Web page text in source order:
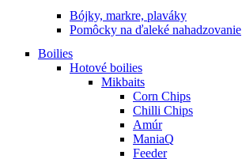
Bójky, markre, plaváky
Pomôcky na ďaleké nahadzovanie
Boilies
Hotové boilies
Mikbaits
Corn Chips
Chilli Chips
Amúr
ManiaQ
Feeder